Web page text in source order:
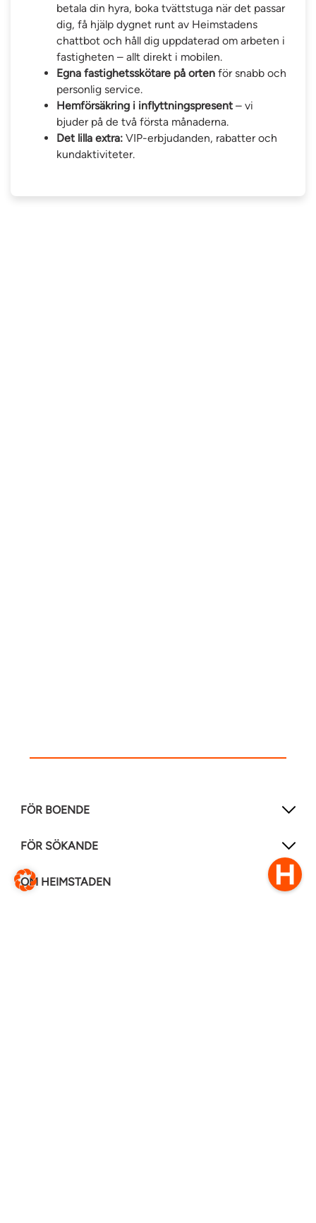
betala din hyra, boka tvättstuga när det passar
dig, få hjälp dygnet runt av Heimstadens
chattbot och håll dig uppdaterad om arbeten i
fastigheten – allt direkt i mobilen.
Egna fastighetsskötare på orten för snabb och
personlig service.
Hemförsäkring i inflyttningspresent – vi
bjuder på de två första månaderna.
Det lilla extra: VIP-erbjudanden, rabatter och
kundaktiviteter.
FÖR BOENDE
FÖR SÖKANDE
OM HEIMSTADEN